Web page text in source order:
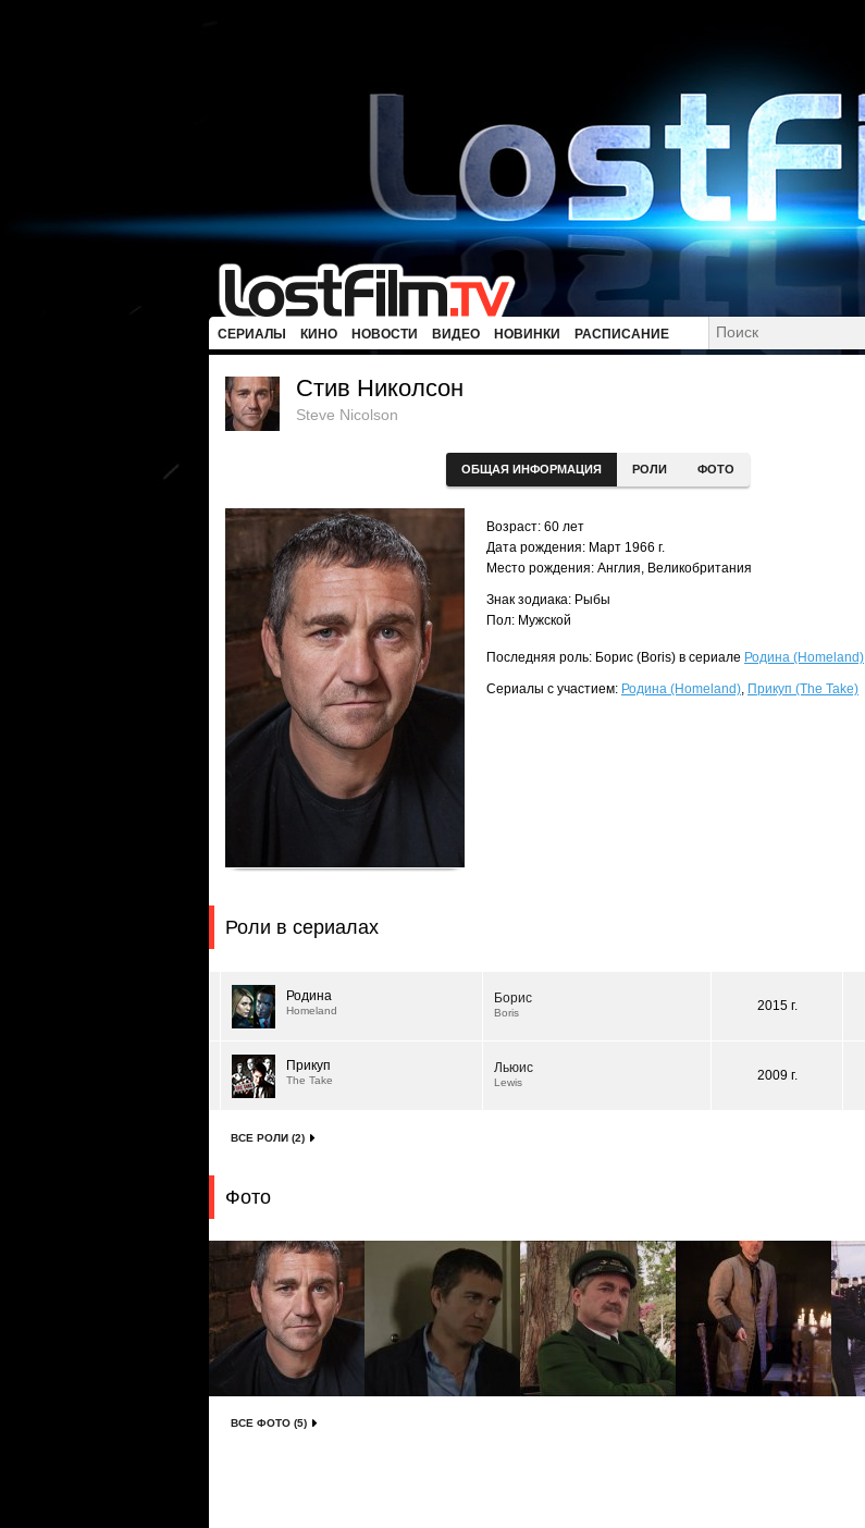
СЕРИАЛЫ КИНО НОВОСТИ ВИДЕО НОВИНКИ РАСПИСАНИЕ
Стив Николсон
Steve Nicolson
ОБЩАЯ ИНФОРМАЦИЯ РОЛИ ФОТО
Возраст: 60 лет
Дата рождения: Март 1966 г.
Место рождения: Англия, Великобритания
Знак зодиака: Рыбы
Пол: Мужской
Последняя роль: Борис (Boris) в сериале Родина (Homeland)
Сериалы с участием: Родина (Homeland), Прикуп (The Take)
Роли в сериалах
Родина
Homeland
Борис
Boris 2015 г.
Прикуп
The Take
Льюис
Lewis 2009 г.
ВСЕ РОЛИ (2)
Фото
ВСЕ ФОТО (5)